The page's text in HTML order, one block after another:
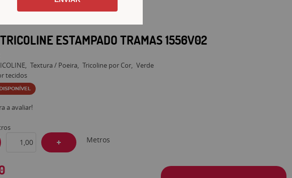
ESTAMPADO TRAMAS 1556V02
Textura / Poeira Tricoline por Cor Verde
tecidos
a avaliar!
Metros